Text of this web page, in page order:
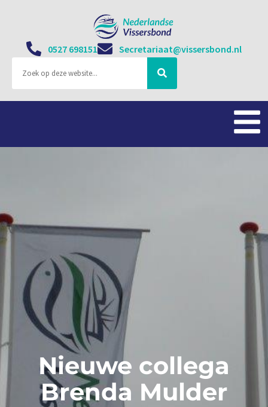
0527 698151 Secretariaat@vissersbond.nl
Nieuwe collega
Brenda Mulder